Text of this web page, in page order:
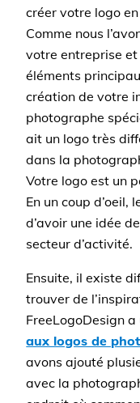
créer votre logo
Comme nous
votre entreprise
éléments
création de votre
photographe
ait un logo très
dans la
Votre logo est un
En un coup d’oeil,
d’avoir une idée
secteur d’activité.
Ensuite, il existe
trouver de
FreeLogoDesign
aux logos de
avons ajouté
avec la